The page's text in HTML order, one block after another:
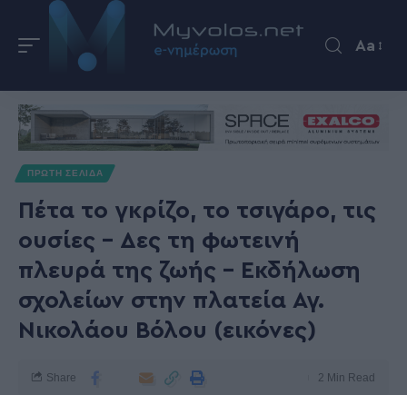
Aa
ΠΡΩΤΗ ΣΕΛΙΔΑ
Πέτα το γκρίζο, το τσιγάρο, τις
ουσίες – Δες τη φωτεινή
πλευρά της ζωής – Εκδήλωση
σχολείων στην πλατεία Αγ.
Νικολάου Βόλου (εικόνες)
Share 2 Min Read